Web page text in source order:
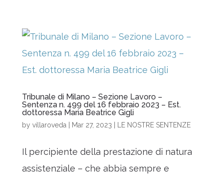
Tribunale di Milano – Sezione Lavoro –
Sentenza n. 499 del 16 febbraio 2023 – Est.
dottoressa Maria Beatrice Gigli
by villaroveda Mar 27, 2023 LE NOSTRE SENTENZE
Il percipiente della prestazione di natura
assistenziale – che abbia sempre e